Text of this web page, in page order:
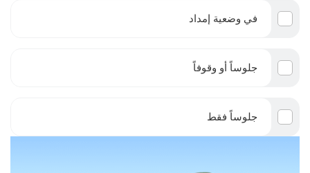
في وضعية إمداد
جلوساً أو وقوفاً
جلوساً فقط